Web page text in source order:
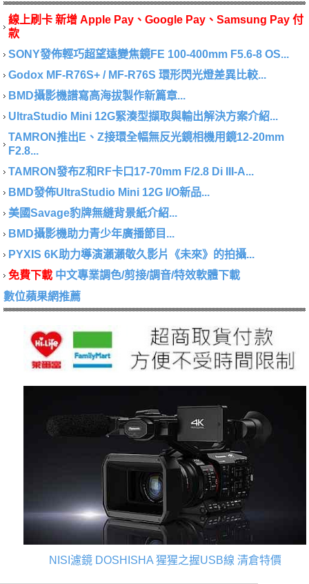
線上刷卡 新增 Apple Pay、Google Pay、Samsung Pay 付
款
SONY發佈輕巧超望遠變焦鏡FE 100-400mm F5.6-8 OS...
Godox MF-R76S+ / MF-R76S 環形閃光燈差異比較...
BMD攝影機譜寫高海拔製作新篇章...
UltraStudio Mini 12G緊湊型擷取與輸出解決方案介紹...
TAMRON推出E、Z接環全幅無反光鏡相機用鏡12-20mm
F2.8...
TAMRON發布Z和RF卡口17-70mm F/2.8 Di III-A...
BMD發佈UltraStudio Mini 12G I/O新品...
美國Savage豹牌無縫背景紙介紹...
BMD攝影機助力青少年廣播節目...
PYXIS 6K助力導演瀨瀨敬久影片《未來》的拍攝...
免費下載 中文專業調色/剪接/調音/特效軟體下載
數位蘋果網推薦
NISI濾鏡 DOSHISHA 猩猩之握USB線 清倉特價